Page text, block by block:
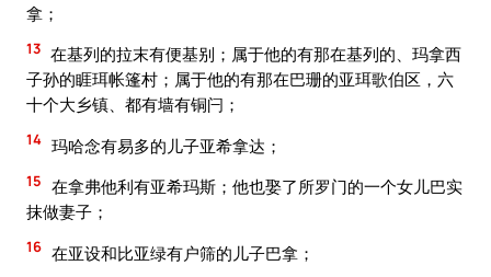
拿；
13 在基列的拉末有便基别；属于他的有那在基列的、玛拿西
子孙的睚珥帐篷村；属于他的有那在巴珊的亚珥歌伯区，六
十个大乡镇、都有墙有铜闩；
14 玛哈念有易多的儿子亚希拿达；
15 在拿弗他利有亚希玛斯；他也娶了所罗门的一个女儿巴实
抹做妻子；
16 在亚设和比亚绿有户筛的儿子巴拿；